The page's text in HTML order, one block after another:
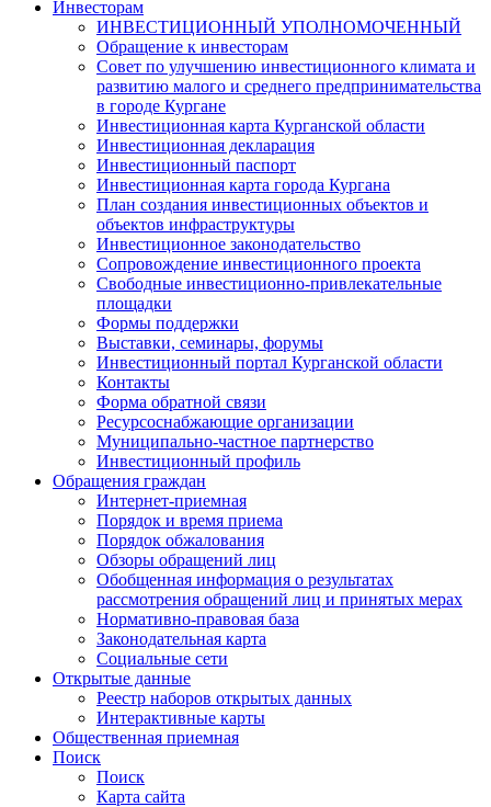
Инвесторам
ИНВЕСТИЦИОННЫЙ УПОЛНОМОЧЕННЫЙ
Обращение к инвесторам
Совет по улучшению инвестиционного климата и
развитию малого и среднего предпринимательства
в городе Кургане
Инвестиционная карта Курганской области
Инвестиционная декларация
Инвестиционный паспорт
Инвестиционная карта города Кургана
План создания инвестиционных объектов и
объектов инфраструктуры
Инвестиционное законодательство
Сопровождение инвестиционного проекта
Свободные инвестиционно-привлекательные
площадки
Формы поддержки
Выставки, семинары, форумы
Инвестиционный портал Курганской области
Контакты
Форма обратной связи
Ресурсоснабжающие организации
Муниципально-частное партнерство
Инвестиционный профиль
Обращения граждан
Интернет-приемная
Порядок и время приема
Порядок обжалования
Обзоры обращений лиц
Обобщенная информация о результатах
рассмотрения обращений лиц и принятых мерах
Нормативно-правовая база
Законодательная карта
Социальные сети
Открытые данные
Реестр наборов открытых данных
Интерактивные карты
Общественная приемная
Поиск
Поиск
Карта сайта